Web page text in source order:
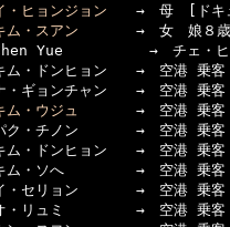
・ヒョンジョン →　母　[ドキュ
ム・スアン →　女　娘８歳
　　　　　→　チェ・ヒョ
ョン　　→　空港 乗客　ス
ャン　　→　空港 乗客　ス
ム・ウジュ
→　空港 乗客
ン　　　　→　空港 乗客
ヒョン　　→　空港 乗客
　　　　　→　空港 乗客
ン　　　　→　空港 乗客
　　　　　→　空港 乗客